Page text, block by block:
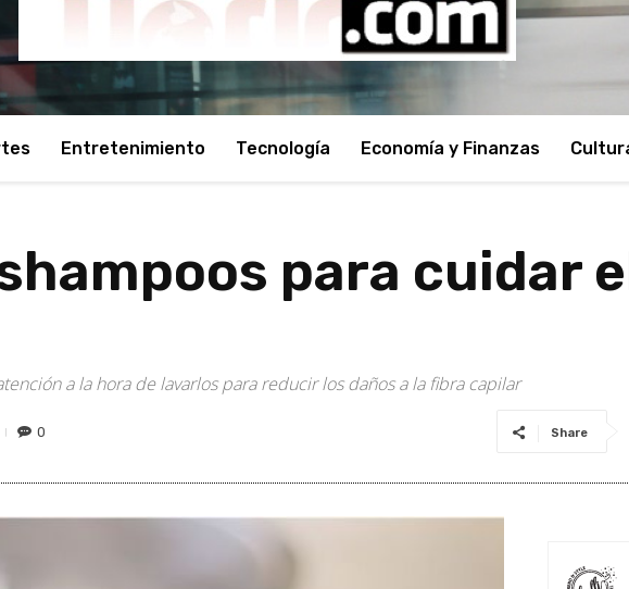
Entretenimiento Tecnología Economía y Finanzas
para cuidar
a la hora de lavarlos para reducir los daños a la fibra capilar
0 Share